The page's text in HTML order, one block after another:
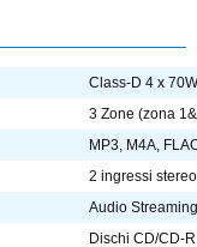
Class-D 4 x
3 Zone (zona
MP3, M4A,
2 ingressi
Audio
Dischi CD/CD-